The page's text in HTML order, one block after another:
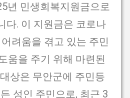
년 민생회복지원금으로
다. 이 지원금은 코로나
려움을 겪고 있는 주민
움을 주기 위해 마련된
상은 무안군에 주민등
성인 주민으로, 최근 3